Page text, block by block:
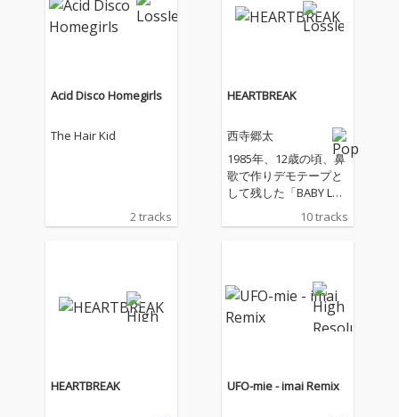
Acid Disco Homegirls
The Hair Kid
2 tracks
HEARTBREAK
西寺郷太
1985年、12歳の頃、鼻
歌で作りデモテープと
して残した「BABY LOV
ER」から、堀込泰行と
の初めてマンツーマン
ソングライティングの
歴史を凝縮した本作。
共同プロデューサー
リスト&エンジニアの
山形知也。前作からの
10 tracks
HEARTBREAK UFO-mie - imai Remix